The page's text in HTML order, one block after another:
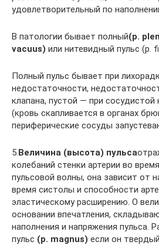
удовлетворительный по
В патологии бывает полный(р.
vacuus) или нитевидный пульс (р.
Полный пульс бывает при
недостаточности,
клапана, пустой — при
(кровь скапливается в органах
периферические сосуды
5. Величина (высота) пульса
колебаний стенки артерии во
пульсовой волны, она зависит от
время систолы и способности
эластическому расширению. О
основании впечатления,
наполнения и напряжения пульса.
пульс (р. magnus) если он